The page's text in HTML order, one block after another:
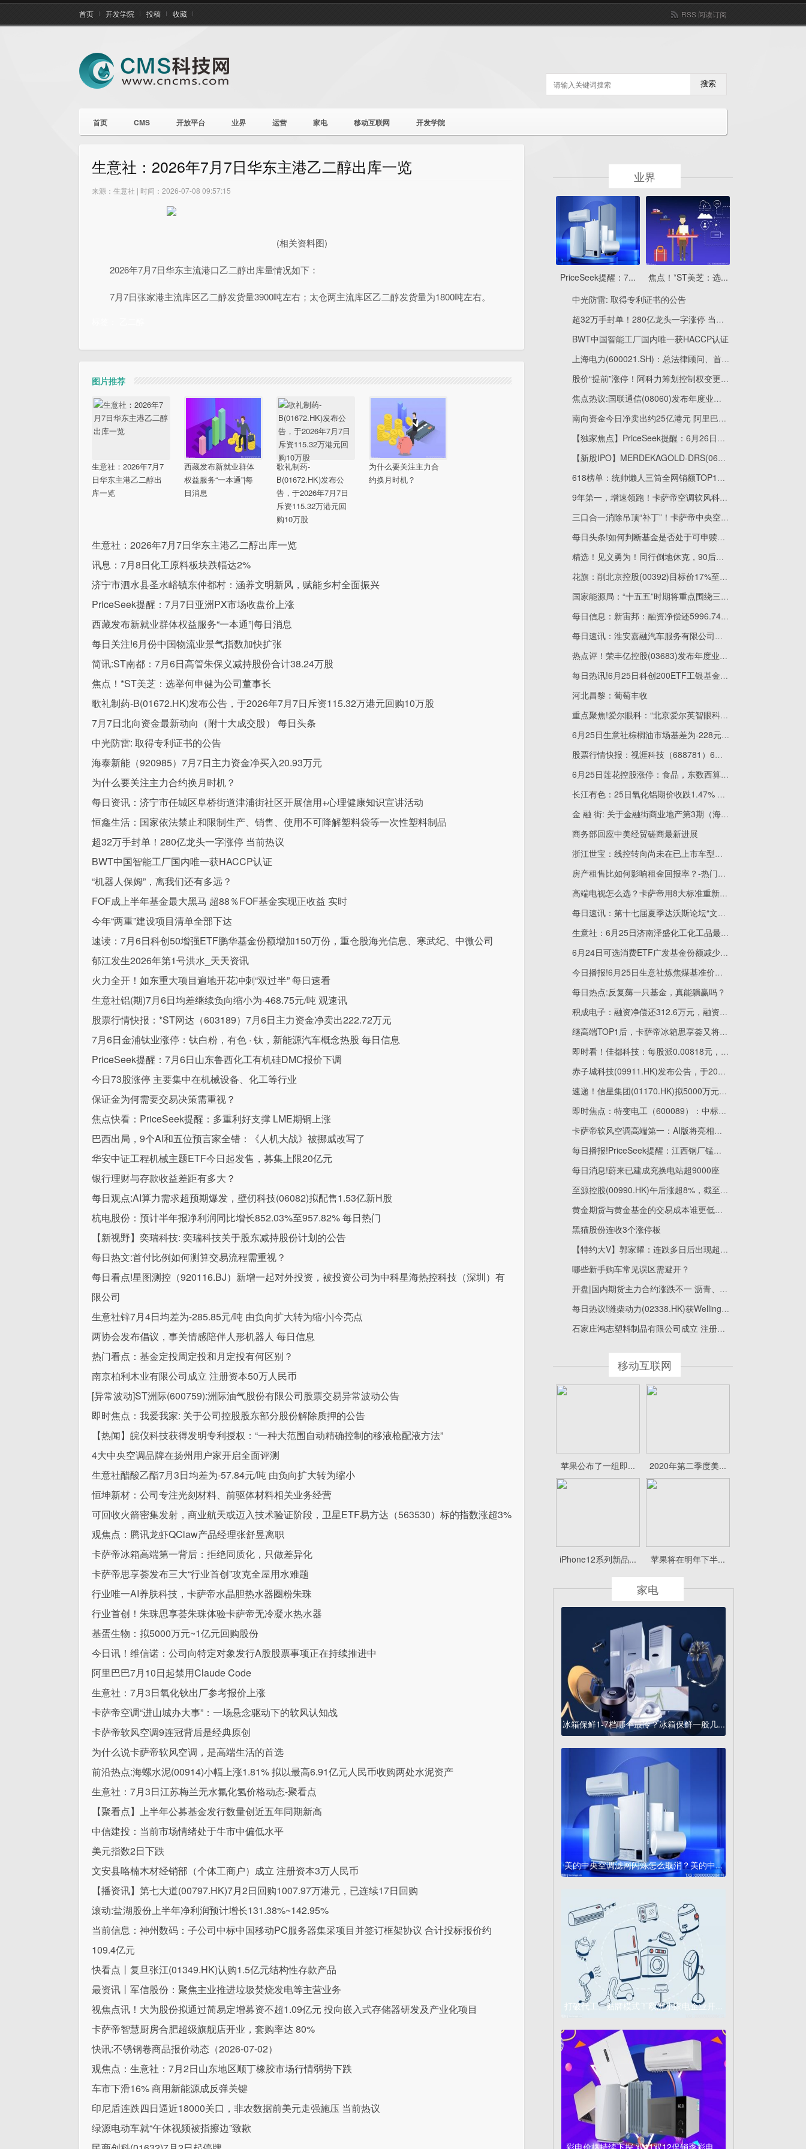
首页 开发学院 投稿 收藏 RSS 阅读订阅
搜索
首页 CMS 开放平台 业界 运营 家电 移动互联网 开发学院
生意社：2026年7月7日华东主港乙二醇出库一览
来源：生意社 | 时间：2026-07-08 09:57:15
(相关资料图)
2026年7月7日华东主流港口乙二醇出库量情况如下：
7月7日张家港主流库区乙二醇发货量3900吨左右；太仓两主流库区乙二醇发货量为1800吨左右。
图片推荐
生意社：2026年7月7
日华东主港乙二醇出
库一览
西藏发布新就业群体
权益服务“一本通”|每
日消息
歌礼制药-
B(01672.HK)发布公
告，于2026年7月7日
斥资115.32万港元回
购10万股
为什么要关注主力合
约换月时机？
生意社：2026年7月7日华东主港乙二醇出库一览
讯息：7月8日化工原料板块跌幅达2%
济宁市泗水县圣水峪镇东仲都村：涵养文明新风，赋能乡村全面振兴
PriceSeek提醒：7月7日亚洲PX市场收盘价上涨
西藏发布新就业群体权益服务“一本通”|每日消息
每日关注!6月份中国物流业景气指数加快扩张
简讯:ST南都：7月6日高管朱保义减持股份合计38.24万股
焦点！*ST美芝：选举何申健为公司董事长
歌礼制药-B(01672.HK)发布公告，于2026年7月7日斥资115.32万港元回购10万股
7月7日北向资金最新动向（附十大成交股） 每日头条
中光防雷: 取得专利证书的公告
海泰新能（920985）7月7日主力资金净买入20.93万元
为什么要关注主力合约换月时机？
每日资讯：济宁市任城区阜桥街道津浦街社区开展信用+心理健康知识宣讲活动
恒鑫生活：国家依法禁止和限制生产、销售、使用不可降解塑料袋等一次性塑料制品
超32万手封单！280亿龙头一字涨停 当前热议
BWT中国智能工厂国内唯一获HACCP认证
“机器人保姆”，离我们还有多远？
FOF成上半年基金最大黑马 超88％FOF基金实现正收益 实时
今年“两重”建设项目清单全部下达
速读：7月6日科创50增强ETF鹏华基金份额增加150万份，重仓股海光信息、寒武纪、中微公司
郁江发生2026年第1号洪水_天天资讯
火力全开！如东重大项目遍地开花冲刺“双过半” 每日速看
生意社铝(期)7月6日均差继续负向缩小为-468.75元/吨 观速讯
股票行情快报：*ST网达（603189）7月6日主力资金净卖出222.72万元
7月6日金浦钛业涨停：钛白粉，有色 · 钛，新能源汽车概念热股 每日信息
PriceSeek提醒：7月6日山东鲁西化工有机硅DMC报价下调
今日73股涨停 主要集中在机械设备、化工等行业
保证金为何需要交易决策需重视？
焦点快看：PriceSeek提醒：多重利好支撑 LME期铜上涨
巴西出局，9个AI和五位预言家全错：《人机大战》被挪威改写了
华安中证工程机械主题ETF今日起发售，募集上限20亿元
银行理财与存款收益差距有多大？
每日观点:AI算力需求超预期爆发，壁仞科技(06082)拟配售1.53亿新H股
杭电股份：预计半年报净利润同比增长852.03%至957.82% 每日热门
【新视野】奕瑞科技: 奕瑞科技关于股东减持股份计划的公告
每日热文:首付比例如何测算交易流程需重视？
每日看点!星图测控（920116.BJ）新增一起对外投资，被投资公司为中科星海热控科技（深圳）有
限公司
生意社锌7月4日均差为-285.85元/吨 由负向扩大转为缩小|今亮点
两协会发布倡议，事关情感陪伴人形机器人 每日信息
热门看点：基金定投周定投和月定投有何区别？
南京柏利木业有限公司成立 注册资本50万人民币
[异常波动]ST洲际(600759):洲际油气股份有限公司股票交易异常波动公告
即时焦点：我爱我家: 关于公司控股股东部分股份解除质押的公告
【热闻】皖仪科技获得发明专利授权：“一种大范围自动精确控制的移液枪配液方法”
4大中央空调品牌在扬州用户家开启全面评测
生意社醋酸乙酯7月3日均差为-57.84元/吨 由负向扩大转为缩小
恒坤新材：公司专注光刻材料、前驱体材料相关业务经营
可回收火箭密集发射，商业航天或迈入技术验证阶段，卫星ETF易方达（563530）标的指数涨超3%
观焦点：腾讯龙虾QClaw产品经理张舒昱离职
卡萨帝冰箱高端第一背后：拒绝同质化，只做差异化
卡萨帝思享荟发布三大“行业首创”攻克全屋用水难题
行业唯一AI养肤科技，卡萨帝水晶胆热水器圈粉朱珠
行业首创！朱珠思享荟朱珠体验卡萨帝无冷凝水热水器
基蛋生物：拟5000万元~1亿元回购股份
今日讯！维信诺：公司向特定对象发行A股股票事项正在持续推进中
阿里巴巴7月10日起禁用Claude Code
生意社：7月3日氧化钬出厂参考报价上涨
卡萨帝空调“进山城办大事”：一场悬念驱动下的软风认知战
卡萨帝软风空调9连冠背后是经典原创
为什么说卡萨帝软风空调，是高端生活的首选
前沿热点:海螺水泥(00914)小幅上涨1.81% 拟以最高6.91亿元人民币收购两处水泥资产
生意社：7月3日江苏梅兰无水氟化氢价格动态-聚看点
【聚看点】上半年公募基金发行数量创近五年同期新高
中信建投：当前市场情绪处于牛市中偏低水平
美元指数2日下跌
文安县咯楠木材经销部（个体工商户）成立 注册资本3万人民币
【播资讯】第七大道(00797.HK)7月2日回购1007.97万港元，已连续17日回购
滚动:盐湖股份上半年净利润预计增长131.38%~142.95%
当前信息：神州数码：子公司中标中国移动PC服务器集采项目并签订框架协议 合计投标报价约
109.4亿元
快看点丨复旦张江(01349.HK)认购1.5亿元结构性存款产品
最资讯丨军信股份：聚焦主业推进垃圾焚烧发电等主营业务
视焦点讯！大为股份拟通过简易定增募资不超1.09亿元 投向嵌入式存储器研发及产业化项目
卡萨帝智慧厨房合肥超级旗舰店开业，套购率达 80%
快讯:不锈钢卷商品报价动态（2026-07-02）
观焦点：生意社：7月2日山东地区顺丁橡胶市场行情弱势下跌
车市下滑16% 商用新能源成反弹关键
印尼盾连跌四日逼近18000关口，非农数据前美元走强施压 当前热议
绿源电动车就“午休视频被指擦边”致歉
业界
PriceSeek提醒：7...
焦点！*ST美芝：选...
中光防雷: 取得专利证书的公告
超32万手封单！280亿龙头一字涨停 当前热议
BWT中国智能工厂国内唯一获HACCP认证
上海电力(600021.SH)：总法律顾问、首席合规官徐祺琪已减持1.14万股公司股份 微头条
股价“提前”涨停！阿科力筹划控制权变更，6月29日起停牌 速递
焦点热议:国联通信(08060)发布年度业绩，净利润264.2万港元
南向资金今日净卖出约25亿港元 阿里巴巴遭卖出居前
【独家焦点】PriceSeek提醒：6月26日国内磷酸铁锂市场行情分析
【新股IPO】MERDEKAGOLD-DRS(06228)首挂收报24.86港元 较招股价低6.54%
618榜单：统帅懒人三筒全网销额TOP1，揽多筒洗衣机榜前三
9年第一，增速领跑！卡萨帝空调软风科技远离“空调病”
三口合一消除吊顶“补丁”！卡萨帝中央空调行业首创全隐内机
每日头条!如何判断基金是否处于可申赎状态？
精选！见义勇为！同行倒地休克，90后外卖骑手紧急连线做心肺复苏，垫付了5000医药费
花旗：削北京控股(00392)目标价17%至29港元 维持“中性”评级 焦点滚动
国家能源局：“十五五”时期将重点围绕三个方向 进一步加快布局建设新型能源基础设施_今日报
每日信息：新宙邦：融资净偿还5996.74万元，融资余额15.21亿元
每日速讯：淮安嘉融汽车服务有限公司成立 注册资本50万人民币
热点评！荣丰亿控股(03683)发布年度业绩 股东应占亏损604.7万美元 同比收窄41.72%
每日热讯!6月25日科创200ETF工银基金份额减少300万份，重仓股长光华芯、腾景科技、炬光科技
河北昌黎：葡萄丰收
重点聚焦!爱尔眼科：“北京爱尔英智眼科医院迁址扩建项目”延期一年
6月25日生意社棕榈油市场基差为-228元/吨_速看
股票行情快报：视涯科技（688781）6月25日主力资金净卖出2256.08万元
6月25日莲花控股涨停：食品，东数西算/算力，OpenClaw概念概念热股
长江有色：25日氧化铝期价收跌1.47% 下游采购谨慎-热点评
金 融 街: 关于金融街商业地产第3期（海伦中心）资产支持专项计划成立的公告
商务部回应中美经贸磋商最新进展
浙江世宝：线控转向尚未在已上市车型中广泛应用
房产租售比如何影响租金回报率？-热门看点
高端电视怎么选？卡萨帝用8大标准重新定义好电视
每日速讯：第十七届夏季达沃斯论坛“文化之夜”精彩绽放
生意社：6月25日济南泽盛化工化工品最新价格_即时
6月24日可选消费ETF广发基金份额减少200万份，重仓股美的集团、比亚迪、格力电器
今日播报!6月25日生意社炼焦煤基准价为1911.25元/吨
每日热点:反复薅一只基金，真能躺赢吗？
积成电子：融资净偿还312.6万元，融资余额2.04亿元|每日看点
继高端TOP1后，卡萨帝冰箱思享荟又将全面升级
即时看！佳都科技：每股派0.00818元，股权登记日为6月29日
赤子城科技(09911.HK)发布公告，于2026年6月23日斥资198.07万港元回购24.6万股 当前热门
速递！信星集团(01170.HK)拟5000万元出售广东珠海物业
即时焦点：特变电工（600089）：中标中国电力工程顾问集团西北电力设计院有限公司采购项目，中标金额为1152.08万元
卡萨帝软风空调高端第一：AI版将亮相思享荟
每日播报!PriceSeek提醒：江西钢厂锰硅招标定价落地
每日消息!蔚来已建成充换电站超9000座
至源控股(00990.HK)午后涨超8%，截至发稿，涨8.47%，报0.64港元，成交额6942.22万港元
黄金期货与黄金基金的交易成本谁更低？|视点
黑猫股份连收3个涨停板
【特约大V】郭家耀：连跌多日后出现超卖迹象 短期或有技术反弹
哪些新手购车常见误区需避开？
开盘|国内期货主力合约涨跌不一 沥青、焦炭跌近3%
每日热议!潍柴动力(02338.HK)获Wellington Management Group LLP增持218.04万股
石家庄鸿志塑料制品有限公司成立 注册资本20万人民币
移动互联网
苹果公布了一组即... 2020年第二季度美...
iPhone12系列新品... 苹果将在明年下半...
家电
冰箱保鲜1-7档哪个最冷？冰箱保鲜一般几...
美的中央空调滤网闪烁怎么取消？美的中...
打破代工、贴牌模式！欧洲小家电企业开...
彩电价格持续下探 双11双12促销季彩电...